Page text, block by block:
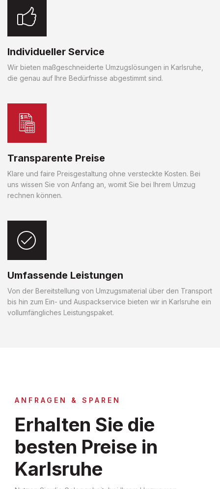
Individueller Service
Wir bieten maßgeschneiderte Umzugslösungen in Karlsruhe,
die genau auf Ihre Bedürfnisse abgestimmt sind.
Transparente Preise
Klare und faire Preisgestaltung ohne versteckte Kosten. Bei
uns wissen Sie von Anfang an, womit Sie bei Ihrem Umzug
rechnen können.
Umfassende Leistungen
Von der Bereitstellung von Umzugsmaterial über den Transport
bis hin zum Ein- und Auspackservice bieten wir in Karlsruhe ein
vollumfängliches Leistungspaket.
ANFRAGEN & SPAREN
Erhalten Sie die
besten Preise in
Karlsruhe